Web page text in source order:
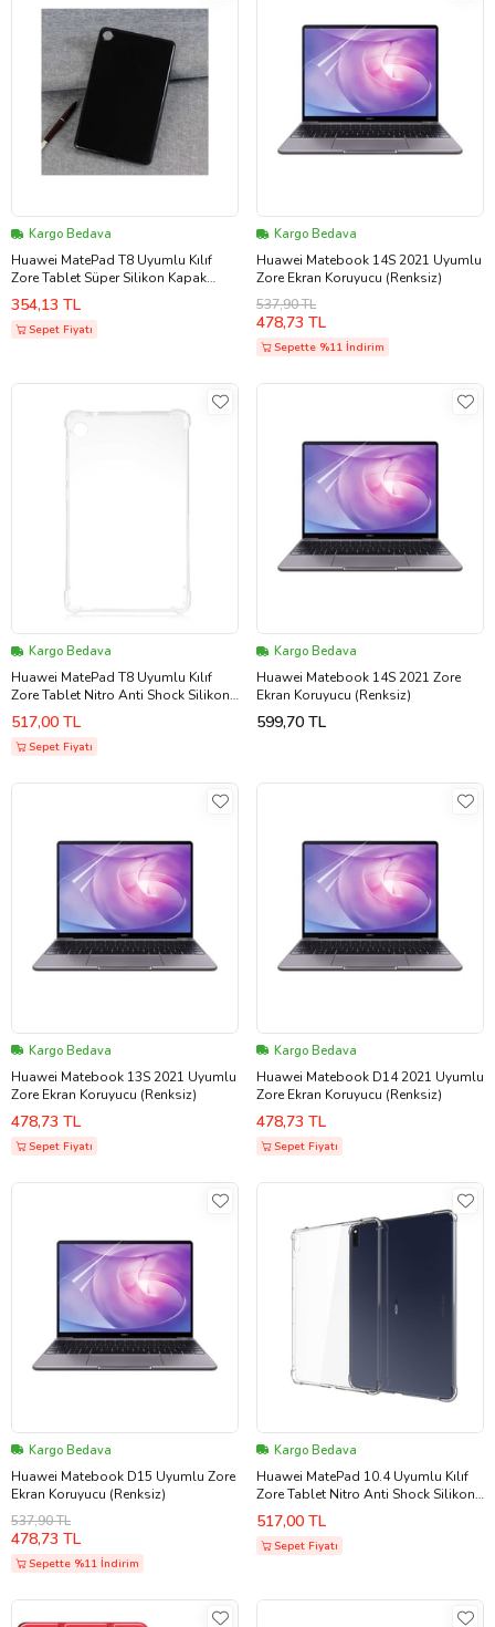
Kargo Bedava
Huawei MatePad T8 Uyumlu Kılıf
Zore Tablet Süper Silikon Kapak
(Siyah)
354,13 TL
Sepet Fiyatı
Kargo Bedava
Huawei Matebook 14S 2021 Uyumlu
Zore Ekran Koruyucu (Renksiz)
537,90 TL
478,73 TL
Sepette %11 İndirim
Kargo Bedava
Huawei MatePad T8 Uyumlu Kılıf
Zore Tablet Nitro Anti Shock Silikon
Kapak (Renksiz)
517,00 TL
Sepet Fiyatı
Kargo Bedava
Huawei Matebook 14S 2021 Zore
Ekran Koruyucu (Renksiz)
599,70 TL
Kargo Bedava
Huawei Matebook 13S 2021 Uyumlu
Zore Ekran Koruyucu (Renksiz)
478,73 TL
Sepet Fiyatı
Kargo Bedava
Huawei Matebook D14 2021 Uyumlu
Zore Ekran Koruyucu (Renksiz)
478,73 TL
Sepet Fiyatı
Kargo Bedava
Huawei Matebook D15 Uyumlu Zore
Ekran Koruyucu (Renksiz)
537,90 TL
478,73 TL
Sepette %11 İndirim
Kargo Bedava
Huawei MatePad 10.4 Uyumlu Kılıf
Zore Tablet Nitro Anti Shock Silikon
Kapak (Renksiz)
517,00 TL
Sepet Fiyatı